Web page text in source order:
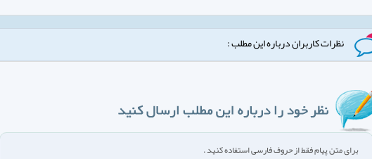
نظرات کاربران درباره این مطلب :
برای متن پیام فقط از حروف فارسی استفاده کنید .